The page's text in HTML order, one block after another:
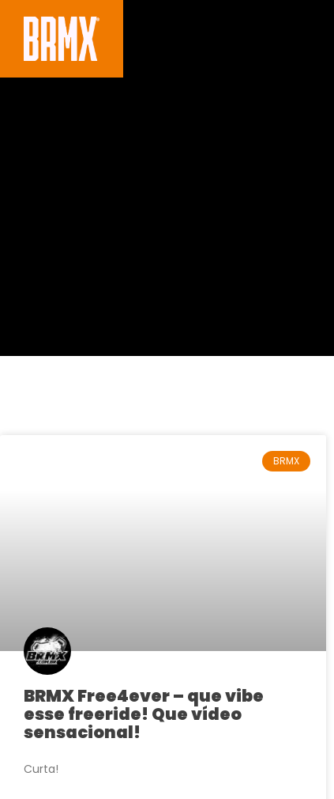
BRMX
BRMX Free4ever – que vibe
esse freeride! Que vídeo
sensacional!
Curta!